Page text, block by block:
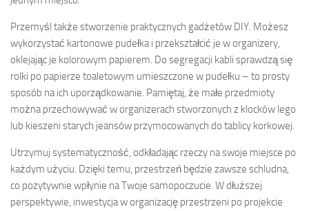
Przemyśl także stworzenie praktycznych gadżetów DIY. Możesz
wykorzystać kartonowe pudełka i przekształcić je w organizery,
oklejając je kolorowym papierem. Do segregacji kabli sprawdzą się
rolki po papierze toaletowym umieszczone w pudełku – to prosty
sposób na ich uporządkowanie. Pamiętaj, że małe przedmioty
można przechowywać w organizerach stworzonych z klocków lego
lub kieszeni starych jeansów przymocowanych do tablicy korkowej.
Utrzymuj systematyczność, odkładając rzeczy na swoje miejsce po
każdym użyciu. Dzięki temu, przestrzeń będzie zawsze schludna,
co pozytywnie wpłynie na Twoje samopoczucie. W dłuższej
perspektywie, inwestycja w organizację przestrzeni po projekcie